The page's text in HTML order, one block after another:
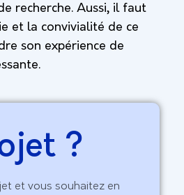
recherche. Aussi, il faut
et la convivialité de ce
son expérience de
?
et vous souhaitez en